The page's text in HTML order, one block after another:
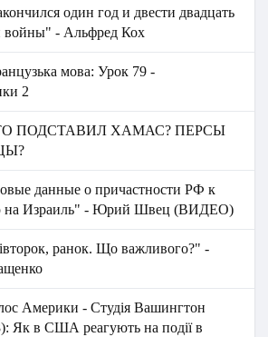
один год и двести двадцать
войны" - Альфред Кох
мова: Урок 79 -
2
ПОДСТАВИЛ ХАМАС? ПЕРСЫ
данные о причастности РФ к
на Израиль" - Юрий Швец (ВИДЕО)
ранок. Що важливого?" -
Америки - Студія Вашингтон
Як в США реагують на події в